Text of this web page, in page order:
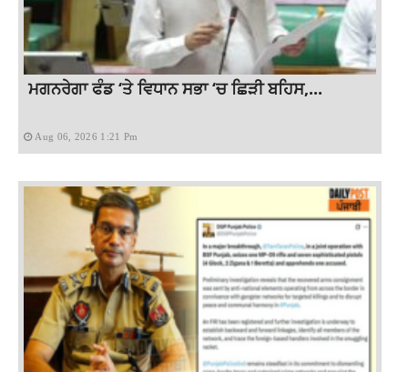
ਮਗਨਰੇਗਾ ਫੰਡ ‘ਤੇ ਵਿਧਾਨ ਸਭਾ ‘ਚ ਛਿੜੀ ਬਹਿਸ,...
Aug 06, 2026 1:21 Pm